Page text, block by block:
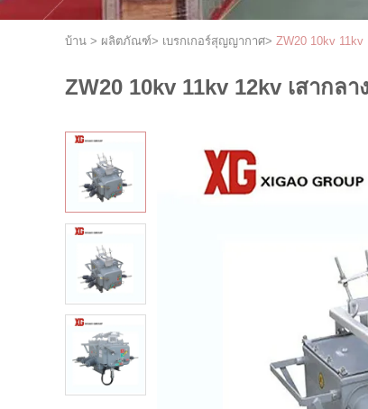
บ้าน > ผลิตภัณฑ์> เบรกเกอร์สุญญากาศ> ZW20 10kv 11kv
ZW20 10kv 11kv 12kv เสากล